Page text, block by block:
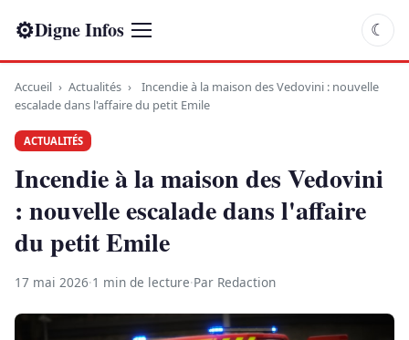
⚙Digne Infos ☾
Accueil › Actualités ›
Incendie à la maison des Vedovini : nouvelle
escalade dans l'affaire du petit Emile
ACTUALITÉS
Incendie à la maison des Vedovini
: nouvelle escalade dans l'affaire
du petit Emile
17 mai 2026·1 min de lecture·Par Redaction